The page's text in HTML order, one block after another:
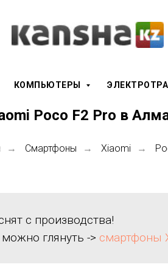
КОМПЬЮТЕРЫ
Poco F2 Pro в
→ Смартфоны → Xiaomi →
с производства!
глянуть -> смартфоны